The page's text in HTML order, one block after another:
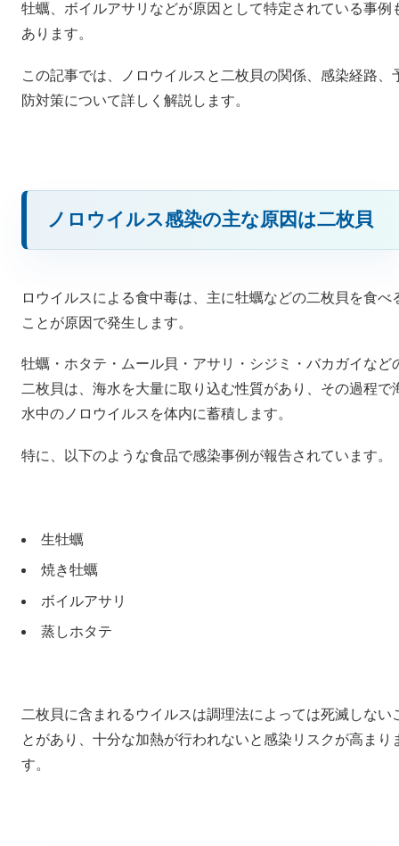
牡蠣、ボイルアサリなどが原因として特定されている事例
あります。
この記事では、ノロウイルスと二枚貝の関係、感染経路、
防対策について詳しく解説します。
ノロウイルス感染の主な原因は二枚貝
ロウイルスによる食中毒は、主に牡蠣などの二枚貝を食べ
ことが原因で発生します。
牡蠣・ホタテ・ムール貝・アサリ・シジミ・バカガイなど
二枚貝は、海水を大量に取り込む性質があり、その過程で
水中のノロウイルスを体内に蓄積します。
特に、以下のような食品で感染事例が報告されています。
生牡蠣
焼き牡蠣
ボイルアサリ
蒸しホタテ
二枚貝に含まれるウイルスは調理法によっては死滅しない
とがあり、十分な加熱が行われないと感染リスクが高まり
す。